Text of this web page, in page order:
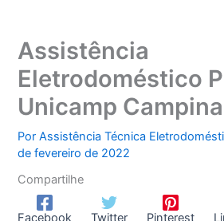
Assistência
Eletrodoméstico
Unicamp
PorAssistência Técnica
de fevereiro de 2022
Compartilhe
Facebook Twitter Pinterest